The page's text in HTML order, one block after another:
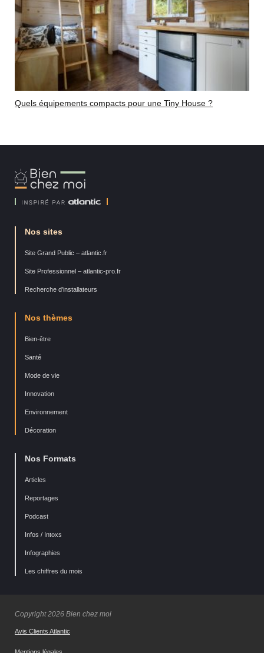
Quels équipements compacts pour une Tiny House ?
Bien
Chez
Nos sites
Site Grand Public – atlantic.fr
Site Professionnel – atlantic-pro.fr
Recherche d’installateurs
Nos thèmes
Bien-être
Santé
Mode de vie
Innovation
Environnement
Décoration
Nos Formats
Articles
Reportages
Podcast
Infos / Intoxs
Infographies
Les chiffres du mois
Copyright 2026 Bien chez moi
Avis Clients Atlantic